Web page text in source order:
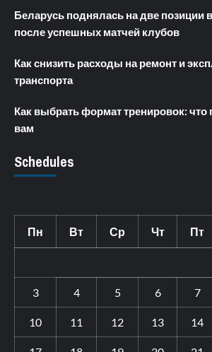
Беларусь поднялась на две позиции
после успешных матчей клубов
Как снизить расходы на ремонт и
транспорта
Как выбрать формат тренировок:
вам
Schedules
Пн Вт Ср Чт Пт
3 4 5 6 7
10 11 12 13 14